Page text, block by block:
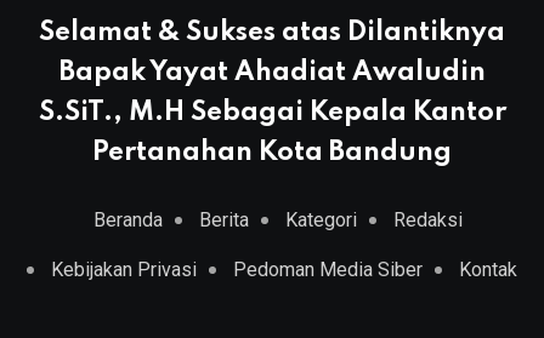
Selamat & Sukses atas Dilantiknya
Bapak Yayat Ahadiat Awaludin
S.SiT., M.H Sebagai Kepala Kantor
Pertanahan Kota Bandung
Beranda Berita Kategori Redaksi
Kebijakan Privasi Pedoman Media Siber Kontak